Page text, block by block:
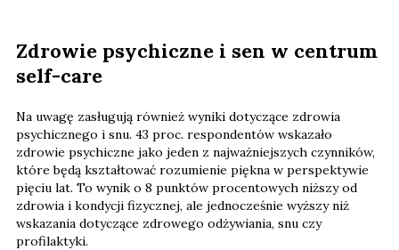
Zdrowie psychiczne i sen w centrum
self-care
Na uwagę zasługują również wyniki dotyczące zdrowia
psychicznego i snu. 43 proc. respondentów wskazało
zdrowie psychiczne jako jeden z najważniejszych czynników,
które będą kształtować rozumienie piękna w perspektywie
pięciu lat. To wynik o 8 punktów procentowych niższy od
zdrowia i kondycji fizycznej, ale jednocześnie wyższy niż
wskazania dotyczące zdrowego odżywiania, snu czy
profilaktyki.